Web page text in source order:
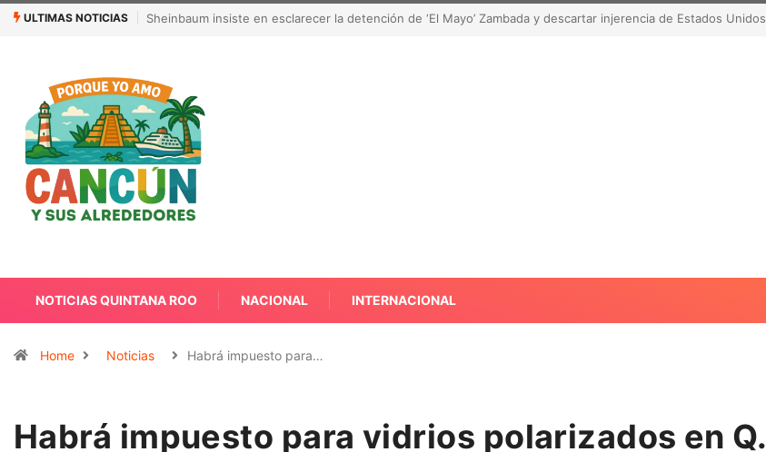
ULTIMAS NOTICIAS ¿Quién es Galita Ari y por qué acusa a RoRo de robar contenido? La polémica que sacude las redes sociales
NOTICIAS QUINTANA ROO NACIONAL INTERNACIONAL
Home Noticias Habrá impuesto para…
Habrá impuesto para vidrios polarizados en Q.